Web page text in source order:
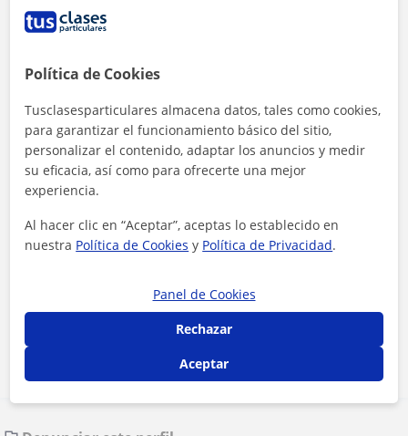
Contactar ahora
Política de Cookies
Tusclasesparticulares almacena datos, tales como cookies,
para garantizar el funcionamiento básico del sitio,
personalizar el contenido, adaptar los anuncios y medir
su eficacia, así como para ofrecerte una mejor
experiencia.
Al hacer clic en “Aceptar”, aceptas lo establecido en
nuestra Política de Cookies y Política de Privacidad.
Panel de Cookies
Rechazar
Aceptar